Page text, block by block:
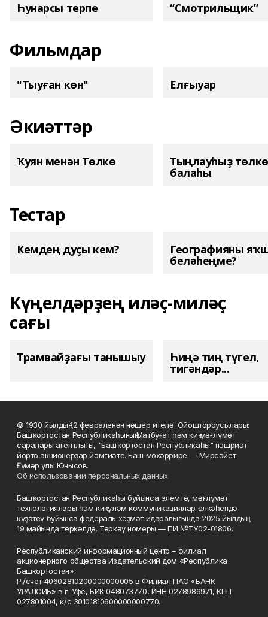
Һунарсы терпе “Смотрильщик”
Фильмдар
"Тыуған көн" Елғыуар
Әкиәттәр
Ҡуян менән Төлкө Тыңлауһыҙ төлкө
балаһы
Тестар
Кемдең дуҫы кем? Географияны
беләһеңме?
Күңелдәрҙең иләҫ-миләҫ
сағы
Трамвайҙағы танышыу Һиңә тиң түгел,
тигәндәр...
© 1930 йылдың 12 февраленән нәшер ителә. Ойоштороусылары:
Башҡортостан Республикаһының Матбуғат һәм киң мәғлүмәт
саралары агентлығы, "Башҡортостан Республикаһы" нәшриәт
йорто акционерҙар йәмғиәте. Баш мөхәррире — Мирсәйет
Ғүмәр улы Юнысов.
Об использовании персональных данных
Башҡортостан Республикаһы буйынса элемтә, мәғлүмәт
технологиялары һәм киңкүләм коммуникациялар өлкәһендә
күҙәтеү буйынса федераль хеҙмәт идаралығында 2025 йылдың
19 майында теркәлде. Теркәү номеры — ПИ №ТУ02-01806.
Республиканский информационный центр – филиал
акционерного общества Издательский дом «Республика
Башкортостан».
Р./счёт 40602810200000000005 в Филиал ПАО «БАНК
УРАЛСИБ» в г. Уфе, БИК 048073770, ИНН 0278986971, КПП
027801004, к/с 30101810600000000770.